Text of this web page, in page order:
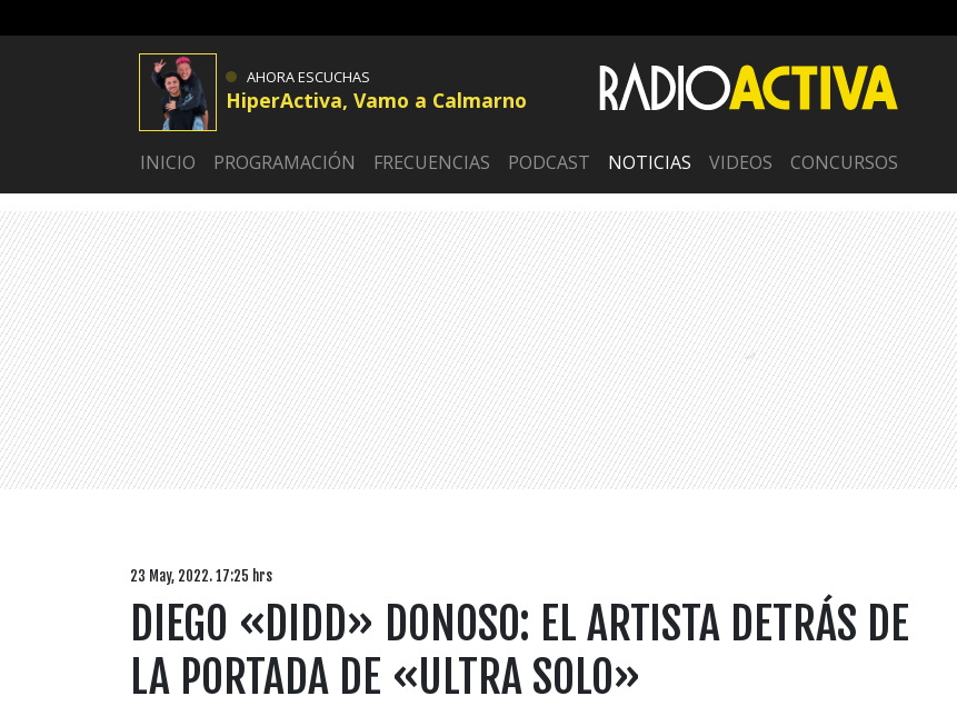
AHORA ESCUCHAS
HiperActiva, Vamo a Calmarno
INICIO PROGRAMACIÓN FRECUENCIAS PODCAST NOTICIAS VIDEOS CONCURSOS
23 May, 2022. 17:25 hrs
DIEGO «DIDD» DONOSO: EL ARTISTA DETRÁS DE
LA PORTADA DE «ULTRA SOLO»